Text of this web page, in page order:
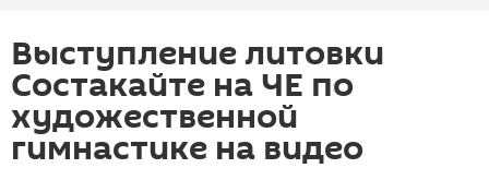
Выступление литовки
Состакайте на ЧЕ по
художественной
гимнастике на видео